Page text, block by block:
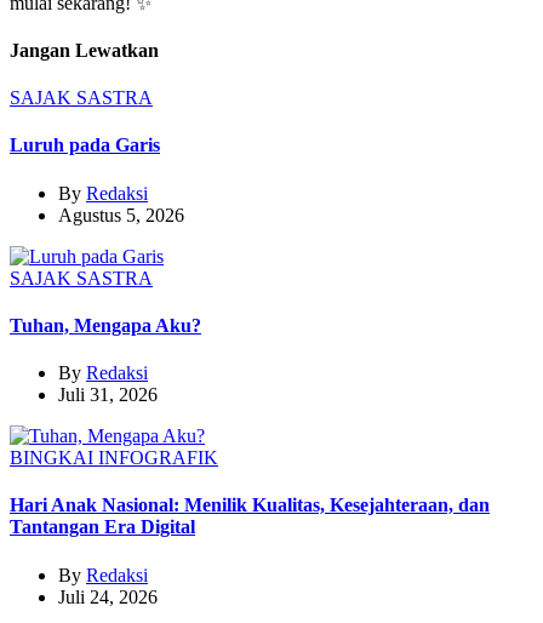
Jangan Lewatkan
SAJAK SASTRA
Luruh pada Garis
By Redaksi
Agustus 5, 2026
SAJAK SASTRA
Tuhan, Mengapa Aku?
By Redaksi
Juli 31, 2026
BINGKAI INFOGRAFIK
Hari Anak Nasional: Menilik Kualitas, Kesejahteraan, dan
Tantangan Era Digital
By Redaksi
Juli 24, 2026